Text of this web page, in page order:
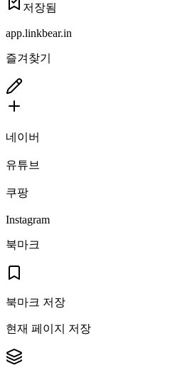
저장됨
app.linkbear.in
즐겨찾기
네이버
유튜브
쿠팡
Instagram
북마크
북마크 저장
현재 페이지 저장